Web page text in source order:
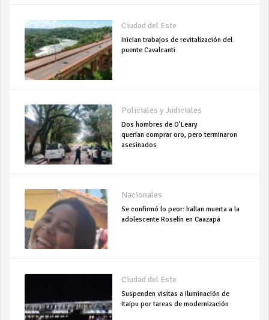
Ciudad del Este
Inician trabajos de revitalización del
puente Cavalcanti
Policiales y Judiciales
Dos hombres de O’Leary
querían comprar oro, pero terminaron
asesinados
Nacionales
Se confirmó lo peor: hallan muerta a la
adolescente Roselín en Caazapá
Ciudad del Este
Suspenden visitas a Iluminación de
Itaipu por tareas de modernización